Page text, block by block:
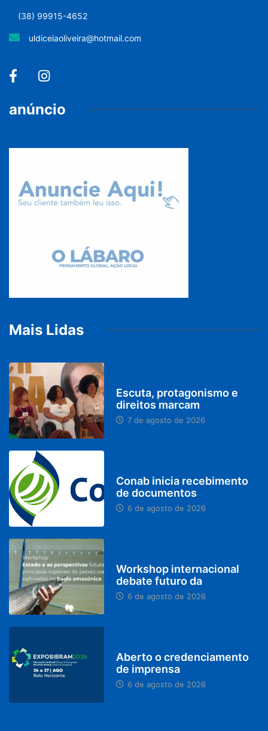
(38) 99915-4652
uldiceiaoliveira@hotmail.com
anúncio
Mais Lidas
Escuta, protagonismo e
direitos marcam
7 de agosto de 2026
Conab inicia recebimento
de documentos
6 de agosto de 2026
Workshop internacional
debate futuro da
6 de agosto de 2026
Aberto o credenciamento
de imprensa
6 de agosto de 2026